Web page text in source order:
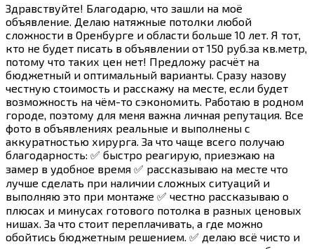
Здравствуйте! Благодарю, что зашли на моё
объявление. Делаю натяжные потолки любой
сложности в Оренбурге и области больше 10 лет. Я тот,
кто не будет писать в объявлении от 150 руб.за кв.метр,
потому что таких цен нет! Предложу расчёт на
бюджетный и оптимальный варианты. Сразу назову
честную стоимость и расскажу на месте, если будет
возможность на чём-то сэкономить. Работаю в родном
городе, поэтому для меня важна личная репутация. Все
фото в объявлениях реальные и выполнены с
аккуратностью хирурга. За что чаще всего получаю
благодарность: ✅ быстро реагирую, приезжаю на
замер в удобное время ✅ рассказываю на месте что
лучше сделать при наличии сложных ситуаций и
выполняю это при монтаже ✅ честно рассказываю о
плюсах и минусах готового потолка в разных ценовых
нишах. За что стоит переплачивать, а где можно
обойтись бюджетным решением. ✅ делаю всё чисто и